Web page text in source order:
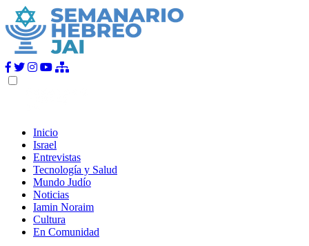
Inicio
Israel
Entrevistas
Tecnología y Salud
Mundo Judío
Noticias
Iamin Noraim
Cultura
En Comunidad